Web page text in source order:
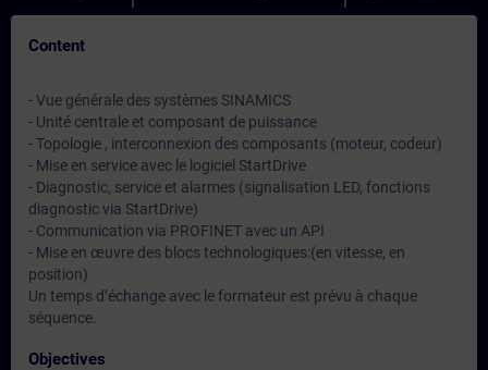
Content
- Vue générale des systèmes SINAMICS
- Unité centrale et composant de puissance
- Topologie , interconnexion des composants (moteur, codeur)
- Mise en service avec le logiciel StartDrive
- Diagnostic, service et alarmes (signalisation LED, fonctions
diagnostic via StartDrive)
- Communication via PROFINET avec un API
- Mise en œuvre des blocs technologiques:(en vitesse, en
position)
Un temps d’échange avec le formateur est prévu à chaque
séquence.
Objectives